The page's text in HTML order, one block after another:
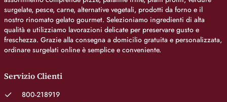
surgelate, pesce, carne, alternative vegetali, prodotti da forno e il
nostro rinomato gelato gourmet. Selezioniamo ingredienti di alta
qualità e utilizziamo lavorazioni delicate per preservare gusto e
freschezza. Grazie alla consegna a domicilio gratuita e personalizzata,
ordinare surgelati online è semplice e conveniente.
Servizio Clienti
800-218919